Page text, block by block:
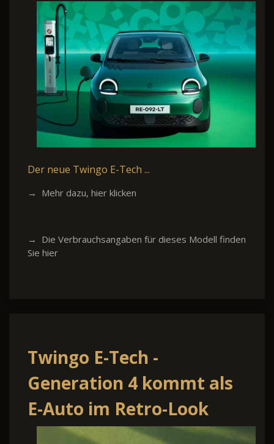
Der neue Twingo E-Tech ...
→ Mehr dazu, hier klicken
→ Die Verbrauchsangaben für dieses Modell finden
Sie hier
Twingo E-Tech -
Generation 4 kommt als
E-Auto im Retro-Look